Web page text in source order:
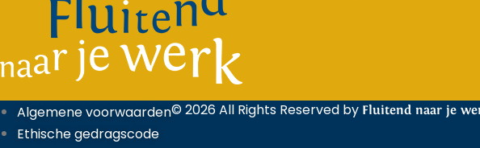
Algemene voorwaarden
Ethische gedragscode
© 2026 All Rights Reserved by Fluitend naar je